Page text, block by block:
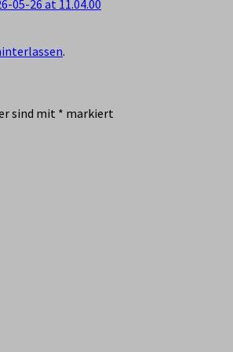
05-26 at 11.04.00
.
sind mit * markiert